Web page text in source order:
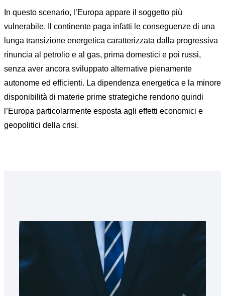
In questo scenario, l’Europa appare il soggetto più
vulnerabile. Il continente paga infatti le conseguenze di una
lunga transizione energetica caratterizzata dalla progressiva
rinuncia al petrolio e al gas, prima domestici e poi russi,
senza aver ancora sviluppato alternative pienamente
autonome ed efficienti. La dipendenza energetica e la minore
disponibilità di materie prime strategiche rendono quindi
l’Europa particolarmente esposta agli effetti economici e
geopolitici della crisi.